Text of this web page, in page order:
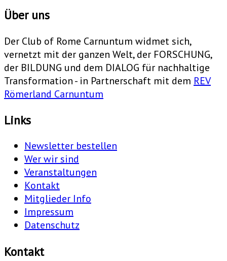
Über uns
Der Club of Rome Carnuntum widmet sich,
vernetzt mit der ganzen Welt, der FORSCHUNG,
der BILDUNG und dem DIALOG für nachhaltige
Transformation - in Partnerschaft mit dem REV
Römerland Carnuntum
Links
Newsletter bestellen
Wer wir sind
Veranstaltungen
Kontakt
Mitglieder Info
Impressum
Datenschutz
Kontakt